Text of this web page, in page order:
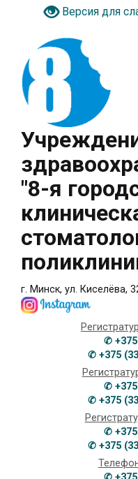
Версия для
"8-я
г. Минск, ул. Киселёва,
✆
✆ +375
✆
✆ +375
✆
✆ +375